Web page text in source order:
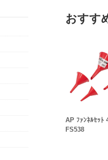
おすす
AP ﾌｧﾝﾈﾙｾｯﾄ
FS538